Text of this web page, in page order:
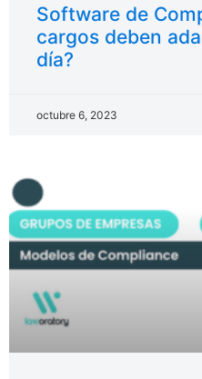
Software de
cargos deben
día?
octubre 6, 2023